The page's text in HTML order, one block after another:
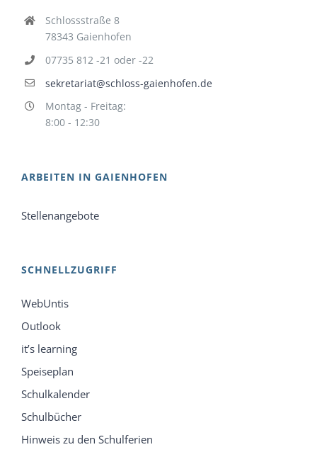
Schlossstraße 8
78343 Gaienhofen
07735 812 -21 oder -22
sekretariat@schloss-gaienhofen.de
Montag - Freitag:
8:00 - 12:30
ARBEITEN IN GAIENHOFEN
Stellenangebote
SCHNELLZUGRIFF
WebUntis
Outlook
it’s learning
Speiseplan
Schulkalender
Schulbücher
Hinweis zu den Schulferien